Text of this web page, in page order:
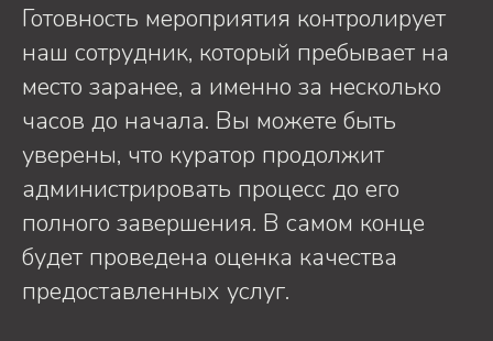
Готовность мероприятия контролирует
наш сотрудник, который пребывает на
место заранее, а именно за несколько
часов до начала. Вы можете быть
уверены, что куратор продолжит
администрировать процесс до его
полного завершения. В самом конце
будет проведена оценка качества
предоставленных услуг.